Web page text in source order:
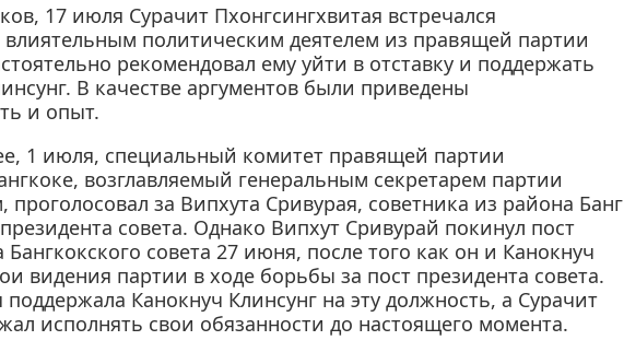
17 июля Сурачит Пхонгсингхвитая встречался
политическим деятелем из правящей партии
рекомендовал ему уйти в отставку и поддержать
В качестве аргументов были приведены
и опыт.
1 июля, специальный комитет правящей партии
возглавляемый генеральным секретарем партии
за Випхута Сривурая, советника из района Банг
совета. Однако Випхут Сривурай покинул пост
совета 27 июня, после того как он и Канокнуч
видения партии в ходе борьбы за пост президента совета.
Канокнуч Клинсунг на эту должность, а Сурачит
исполнять свои обязанности до настоящего момента.